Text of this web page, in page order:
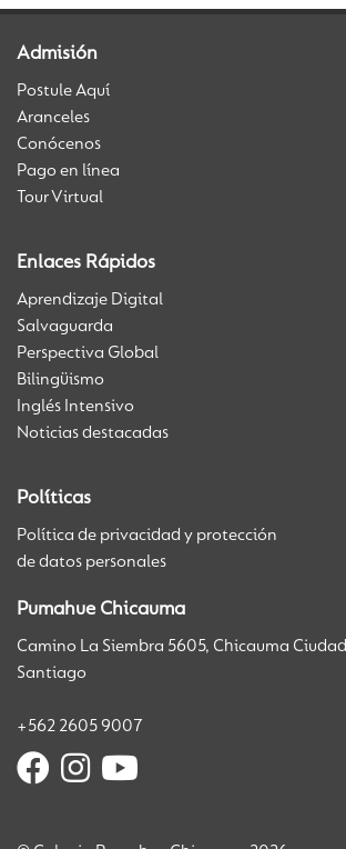
Admisión
Postule Aquí
Aranceles
Conócenos
Pago en línea
Tour Virtual
Enlaces Rápidos
Aprendizaje Digital
Salvaguarda
Perspectiva Global
Bilingüismo
Inglés Intensivo
Noticias destacadas
Políticas
Política de privacidad y protección
de datos personales
Pumahue Chicauma
Camino La Siembra 5605, Chicauma
Santiago
+562 2605 9007